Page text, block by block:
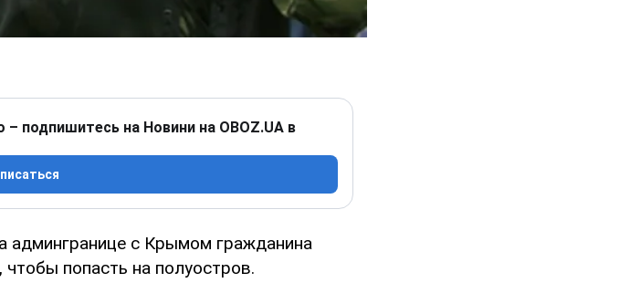
– подпишитесь на Новини на OBOZ.UA в
админгранице с Крымом гражданина
попасть на полуостров.